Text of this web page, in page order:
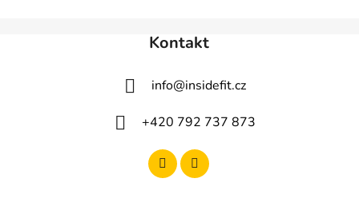
Kontakt
info@insidefit.cz
+420 792 737 873